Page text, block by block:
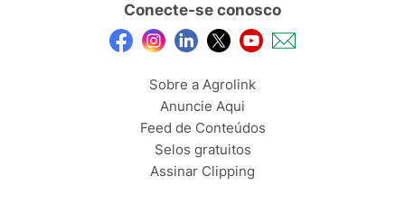
Conecte-se conosco
Sobre a Agrolink
Anuncie Aqui
Feed de Conteúdos
Selos gratuitos
Assinar Clipping